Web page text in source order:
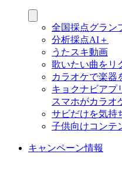
全国採点グラン
分析採点AI＋
うたスキ動画
歌いたい曲をリ
カラオケで楽器
キョクナビアプ
スマホがカラオ
サビだけを気持
子供向けコンテ
キャンペーン情報